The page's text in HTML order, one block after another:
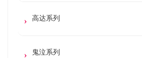
高达系列
鬼泣系列